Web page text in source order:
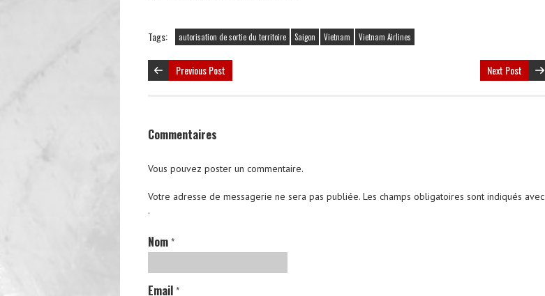
Tags: autorisation de sortie du territoire Saigon Vietnam Vietnam Airlines
Previous Post Next Post
Commentaires
Vous pouvez poster un commentaire.
Votre adresse de messagerie ne sera pas publiée. Les champs obligatoires sont indiqués avec
.
Nom *
Email *